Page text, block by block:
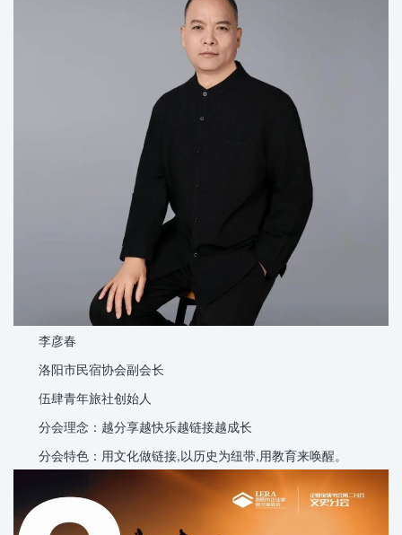
李彦春
洛阳市民宿协会副会长
伍肆青年旅社创始人
分会理念：越分享越快乐越链接越成长
分会特色：用文化做链接,以历史为纽带,用教育来唤醒。